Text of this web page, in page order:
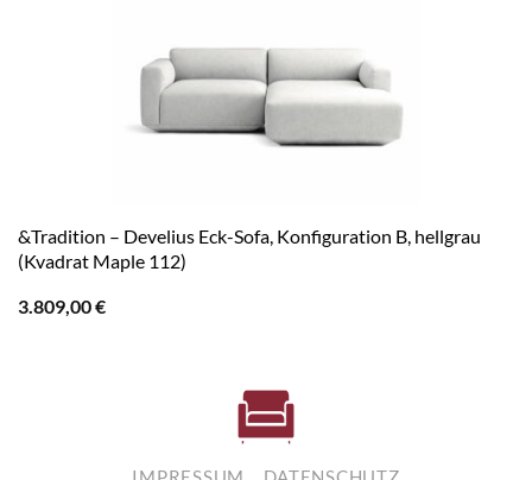
&Tradition – Develius Eck-Sofa, Konfiguration B, hellgrau
(Kvadrat Maple 112)
3.809,00€